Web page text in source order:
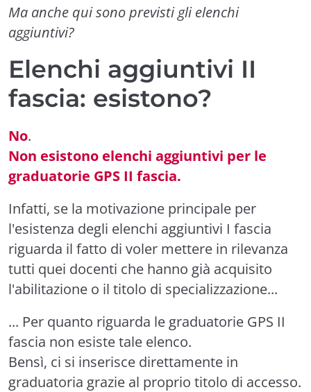
Ma anche qui sono previsti gli elenchi
aggiuntivi?
Elenchi aggiuntivi II
fascia: esistono?
No.
Non esistono elenchi aggiuntivi per le
graduatorie GPS II fascia.
Infatti, se la motivazione principale per
l'esistenza degli elenchi aggiuntivi I fascia
riguarda il fatto di voler mettere in rilevanza
tutti quei docenti che hanno già acquisito
l'abilitazione o il titolo di specializzazione...
... Per quanto riguarda le graduatorie GPS II
fascia non esiste tale elenco.
Bensì, ci si inserisce direttamente in
graduatoria grazie al proprio titolo di accesso.